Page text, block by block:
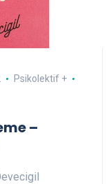
Psikolektif +
–